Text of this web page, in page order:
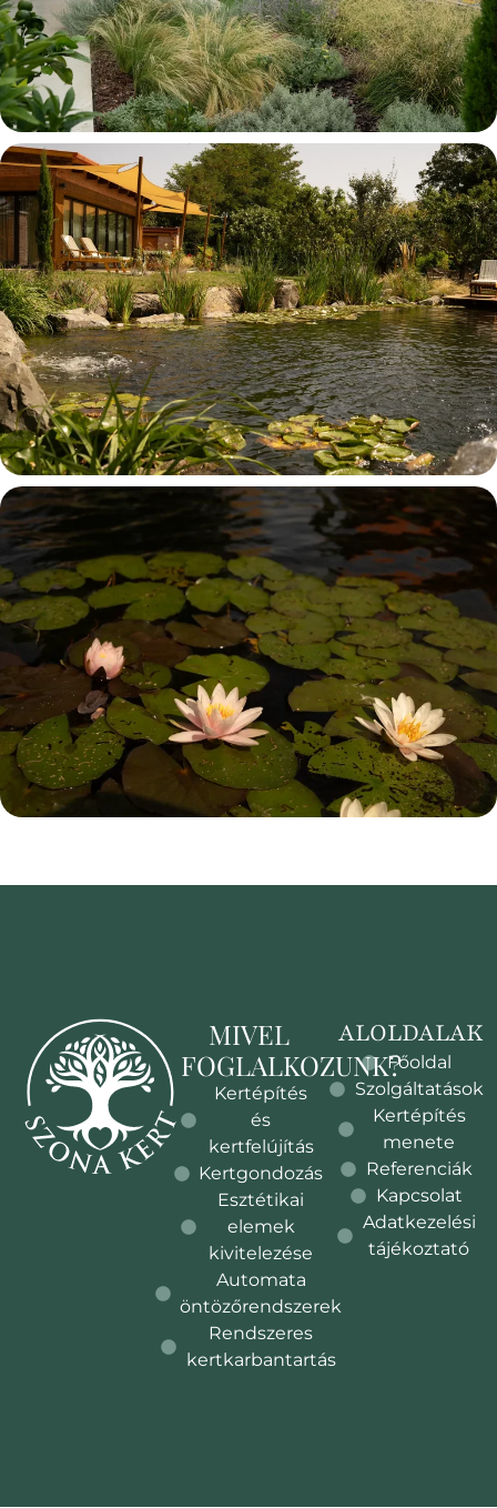
MIVEL
FOGLALKOZUNK?
Kertépítés
és
kertfelújítás
Kertgondozás
Esztétikai
elemek
kivitelezése
Automata
öntözőrendszerek
Rendszeres
kertkarbantartás
ALOLDALAK
Főoldal
Szolgáltatások
Kertépítés
menete
Referenciák
Kapcsolat
Adatkezelési
tájékoztató